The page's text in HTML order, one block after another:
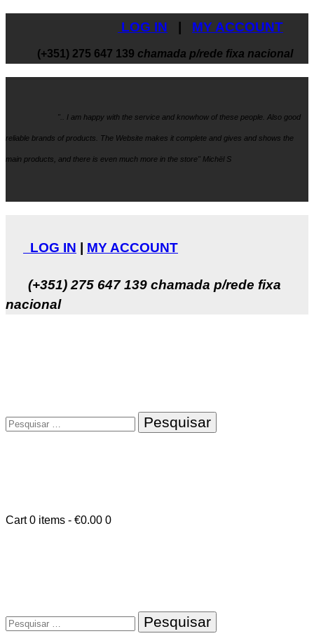
LOG IN MY ACCOUNT
(+351) 275 647 139 chamada p/rede fixa nacional
".. I am happy with the service and knowhow of these people. Also good
reliable brands of products. The Website makes it complete and gives and shows the
main products, and there is even much more in the store" Michël S
LOG IN MY ACCOUNT
(+351) 275 647 139 chamada p/rede fixa
nacional
Pesquisar
por:
Cart 0 items - €0.00 0
Pesquisar
por: